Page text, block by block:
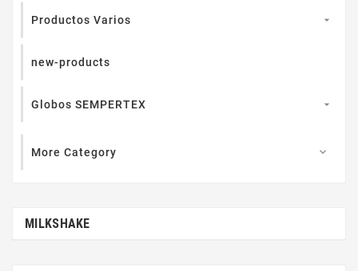
Productos Varios 
new-products
Globos SEMPERTEX 
More Category 
MILKSHAKE